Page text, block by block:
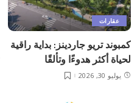
عقارات
كمبوند تريو جاردينز: بداية راقية
لحياة أكثر هدوءًا وتألقًا
يوليو 30, 2026